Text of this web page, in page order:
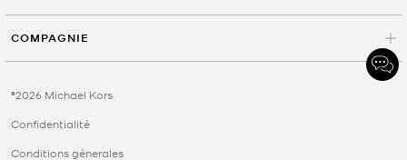
COMPAGNIE
©2026 Michael Kors
Confidentialité
Conditions génerales